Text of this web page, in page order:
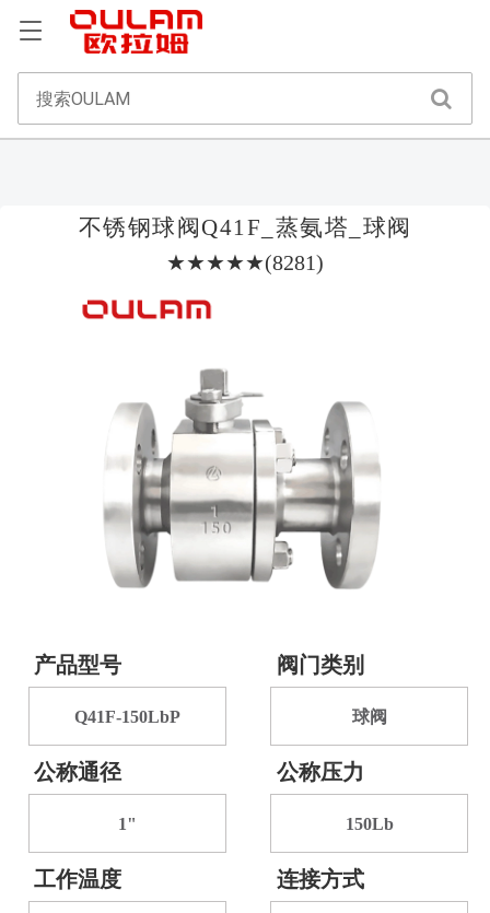
不锈钢球阀Q41F_蒸氨塔_球阀
★★★★★(8281)
产品型号
Q41F-150LbP
阀门类别
球阀
公称通径
1"
公称压力
150Lb
工作温度 连接方式